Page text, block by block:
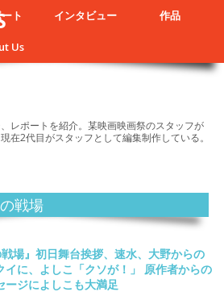
ト インタビュー 作品
Us
レポートを紹介。某映画映画祭のスタッフが
在2代目がスタッフとして編集制作している。
戦場
戦場』初日舞台挨拶、速水、大野からの
イに、よしこ「クソが！」 原作者からの
ージによしこも大満足